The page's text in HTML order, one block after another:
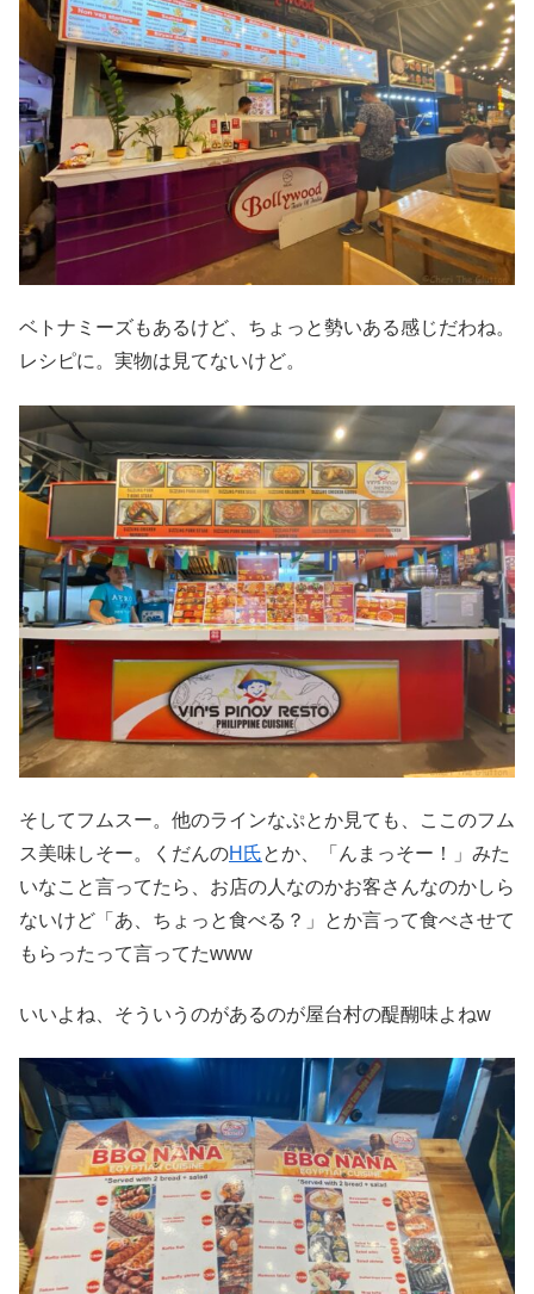
ベトナミーズもあるけど、ちょっと勢いある感じだわね。
レシピに。実物は見てないけど。
そしてフムスー。他のラインなぷとか見ても、ここのフム
ス美味しそー。くだんのH氏とか、「んまっそー！」みた
いなこと言ってたら、お店の人なのかお客さんなのかしら
ないけど「あ、ちょっと食べる？」とか言って食べさせて
もらったって言ってたwww
いいよね、そういうのがあるのが屋台村の醍醐味よねw